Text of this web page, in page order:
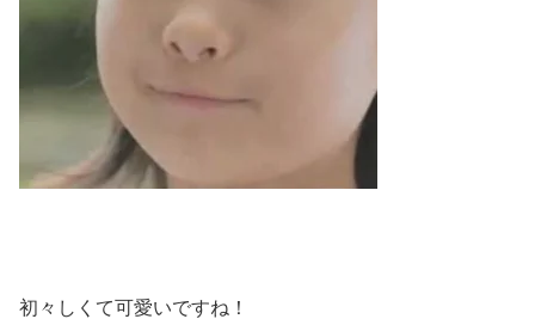
初々しくて可愛いですね！